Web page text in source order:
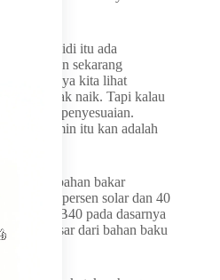
non-subsidi itu ada
mungkin sekarang
berikutnya kita lihat
ya tidak naik. Tapi kalau
pasti ada penyesuaian.
bisa jamin itu kan adalah
pada bahan bakar
atas 60 persen solar dan 40
harga B40 pada dasarnya
harga pasar dari bahan baku